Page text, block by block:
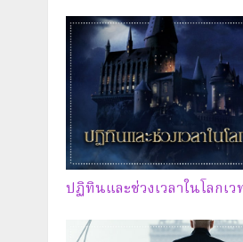
ปฏิทินและช่วงเวลาในโลกเ